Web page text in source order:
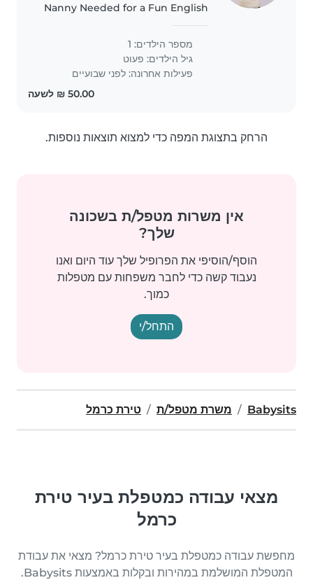
Nanny Needed for a Fun English
looking for a warm, energetic,
and responsible female
babysitter/nanny to spend a full
day..
מספר הילדים: 1
גיל הילדים: פעוט
פעילות אחרונה: לפני שבועיים
הרחק בתצוגת המפה כדי למצוא תוצאות נוספות.
אין משרות מטפל/ת בשכונה
שלך?
הוסף/הוסיפי את הפרופיל שלך עוד היום ואנו
נעבוד קשה כדי לחבר משפחות עם מטפלות
כמוך.
התחל/י
Babysits משרת מטפל/ת טירת כרמל
מצאי עבודה כמטפלת בעיר טירת
כרמל
מחפשת עבודה כמטפלת בעיר טירת כרמל? מצאי את עבודת
המטפלת המושלמת במהירות ובקלות באמצעות Babysits.